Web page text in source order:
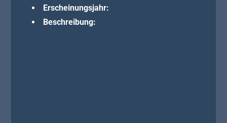
Erscheinungsjahr:
Beschreibung: